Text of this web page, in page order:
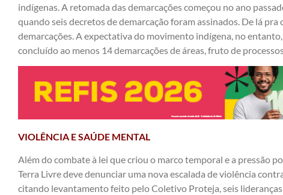
indígenas. A retomada das demarcações começou no ano
quandoseis decretos de demarcaçãoforam assinados. De lá
demarcações. A expectativa do movimento indígena, no
concluído ao menos 14 demarcações de áreas, fruto de
VIOLÊNCIA E SAÚDE MENTAL
Além do combate à lei que criou o marco temporal e a pressão
Terra Livre deve denunciar uma nova escalada de violência
citando levantamento feito pelo Coletivo Proteja, seis